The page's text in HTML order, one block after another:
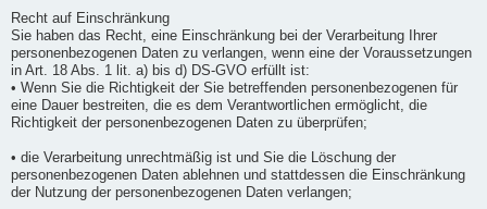
Recht auf Einschränkung
Sie haben das Recht, eine Einschränkung bei der Verarbeitung Ihrer
personenbezogenen Daten zu verlangen, wenn eine der Voraussetzungen
in Art. 18 Abs. 1 lit. a) bis d) DS-GVO erfüllt ist:
• Wenn Sie die Richtigkeit der Sie betreffenden personenbezogenen für
eine Dauer bestreiten, die es dem Verantwortlichen ermöglicht, die
Richtigkeit der personenbezogenen Daten zu überprüfen;
• die Verarbeitung unrechtmäßig ist und Sie die Löschung der
personenbezogenen Daten ablehnen und stattdessen die Einschränkung
der Nutzung der personenbezogenen Daten verlangen;